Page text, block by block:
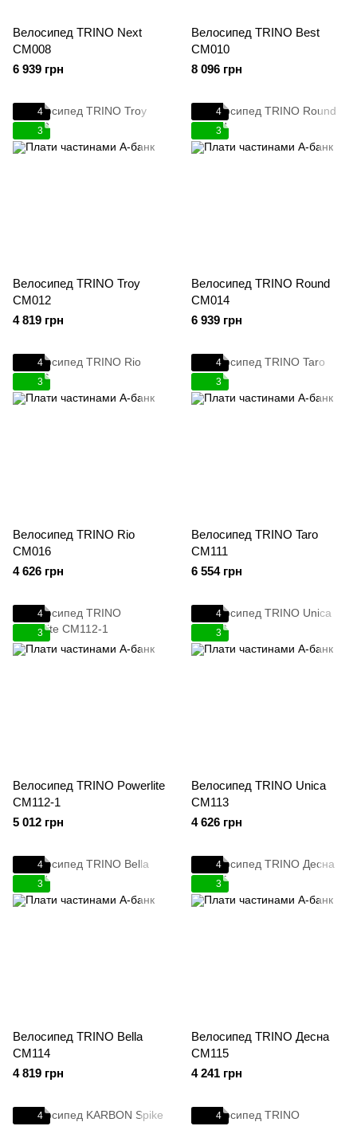
Велосипед TRINO Next
CM008
6 939 грн
Велосипед TRINO Best
CM010
8 096 грн
4
3
Велосипед TRINO Troy
CM012
4 819 грн
4
3
Велосипед TRINO Round
CM014
6 939 грн
4
3
Велосипед TRINO Rio
CM016
4 626 грн
4
3
Велосипед TRINO Taro
CM111
6 554 грн
4
3
Велосипед TRINO Powerlite
CM112-1
5 012 грн
4
3
Велосипед TRINO Unica
CM113
4 626 грн
4
3
Велосипед TRINO Bella
CM114
4 819 грн
4
3
Велосипед TRINO Десна
CM115
4 241 грн
4 4